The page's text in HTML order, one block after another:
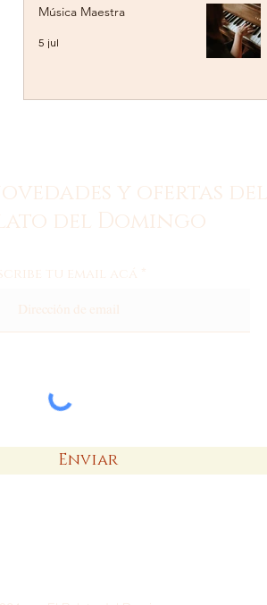
Música Maestra
5 jul
y ofertas del
del Domingo
tu email acá
Enviar